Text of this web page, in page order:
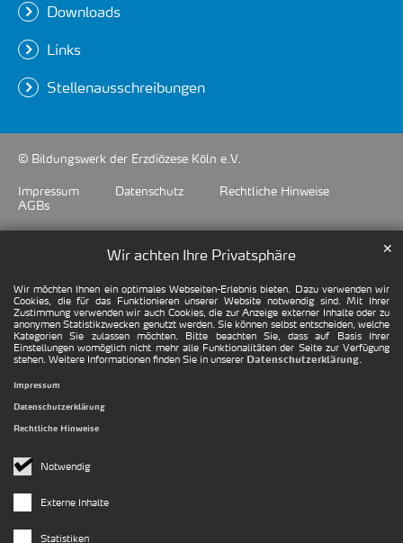
Wir achten Ihre Privatsphäre
Wir möchten Ihnen ein optimales Webseiten-Erlebnis bieten. Dazu verwenden wir
Cookies, die für das Funktionieren unserer Website notwendig sind. Mit Ihrer
Zustimmung verwenden wir auch Cookies, die zur Anzeige externer Inhalte oder zu
anonymen Statistikzwecken genutzt werden. Sie können selbst entscheiden, welche
Kategorien Sie zulassen möchten. Bitte beachten Sie, dass auf Basis Ihrer
Einstellungen womöglich nicht mehr alle Funktionalitäten der Seite zur Verfügung
stehen. Weitere Informationen finden Sie in unserer Datenschutzerklärung.
Notwendig
Externe Inhalte
Statistiken
✕
Impressum
Datenschutzerklärung
Rechtliche Hinweise
Downloads
Links
Stellenausschreibungen
© Bildungswerk der Erzdiözese Köln e.V.
Impressum
Datenschutz
Rechtliche Hinweise
AGBs